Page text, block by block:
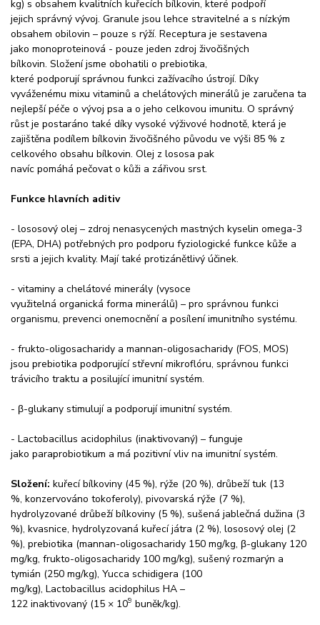
kg) s obsahem kvalitních kuřecích bílkovin, které podpoří
jejich správný vývoj. Granule jsou lehce stravitelné a s nízkým
obsahem obilovin – pouze s rýží. Receptura je sestavena
jako monoproteinová - pouze jeden zdroj živočišných
bílkovin. Složení jsme obohatili o prebiotika,
které podporují správnou funkci zažívacího ústrojí. Díky
vyváženému mixu vitaminů a chelátových minerálů je zaručena ta
nejlepší péče o vývoj psa a o jeho celkovou imunitu. O správný
růst je postaráno také díky vysoké výživové hodnotě, která je
zajištěna podílem bílkovin živočišného původu ve výši 85 % z
celkového obsahu bílkovin. Olej z lososa pak
navíc pomáhá pečovat o kůži a zářivou srst.
Funkce hlavních aditiv
- lososový olej – zdroj nenasycených mastných kyselin omega-3
(EPA, DHA) potřebných pro podporu fyziologické funkce kůže a
srsti a jejich kvality. Mají také protizánětlivý účinek.
- vitaminy a chelátové minerály (vysoce
využitelná organická forma minerálů) – pro správnou funkci
organismu, prevenci onemocnění a posílení imunitního systému.
- frukto-oligosacharidy a mannan-oligosacharidy (FOS, MOS)
jsou prebiotika podporující střevní mikroflóru, správnou funkci
trávicího traktu a posilující imunitní systém.
- β-glukany stimulují a podporují imunitní systém.
- Lactobacillus acidophilus (inaktivovaný) – funguje
jako paraprobiotikum a má pozitivní vliv na imunitní systém.
Složení: kuřecí bílkoviny (45 %), rýže (20 %), drůbeží tuk (13
%, konzervováno tokoferoly), pivovarská rýže (7 %),
hydrolyzované drůbeží bílkoviny (5 %), sušená jablečná dužina (3
%), kvasnice, hydrolyzovaná kuřecí játra (2 %), lososový olej (2
%), prebiotika (mannan-oligosacharidy 150 mg/kg, β-glukany 120
mg/kg, frukto-oligosacharidy 100 mg/kg), sušený rozmarýn a
tymián (250 mg/kg), Yucca schidigera (100
mg/kg), Lactobacillus acidophilus HA –
122 inaktivovaný (15 × 109 buněk/kg).